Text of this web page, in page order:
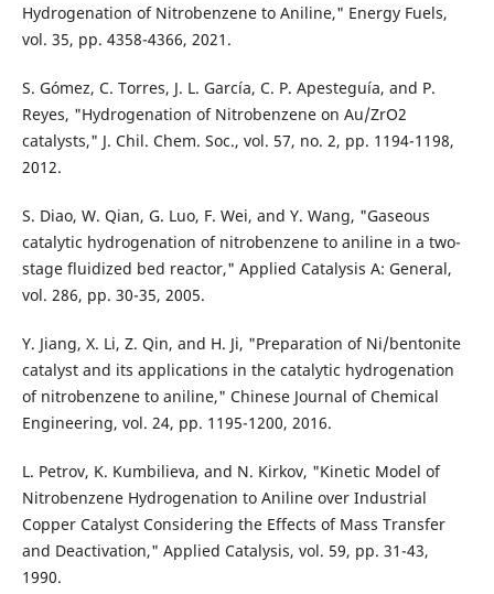
Hydrogenation of Nitrobenzene to Aniline," Energy Fuels,
vol. 35, pp. 4358-4366, 2021.
S. Gómez, C. Torres, J. L. García, C. P. Apesteguía, and P.
Reyes, "Hydrogenation of Nitrobenzene on Au/ZrO2
catalysts," J. Chil. Chem. Soc., vol. 57, no. 2, pp. 1194-1198,
2012.
S. Diao, W. Qian, G. Luo, F. Wei, and Y. Wang, "Gaseous
catalytic hydrogenation of nitrobenzene to aniline in a two-
stage fluidized bed reactor," Applied Catalysis A: General,
vol. 286, pp. 30-35, 2005.
Y. Jiang, X. Li, Z. Qin, and H. Ji, "Preparation of Ni/bentonite
catalyst and its applications in the catalytic hydrogenation
of nitrobenzene to aniline," Chinese Journal of Chemical
Engineering, vol. 24, pp. 1195-1200, 2016.
L. Petrov, K. Kumbilieva, and N. Kirkov, "Kinetic Model of
Nitrobenzene Hydrogenation to Aniline over Industrial
Copper Catalyst Considering the Effects of Mass Transfer
and Deactivation," Applied Catalysis, vol. 59, pp. 31-43,
1990.